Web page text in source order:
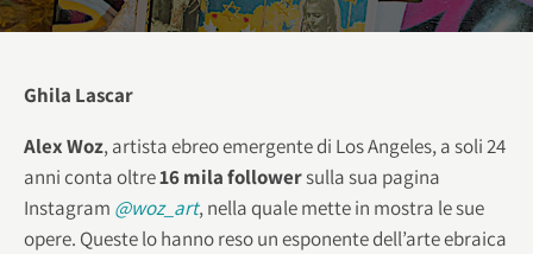
Ghila Lascar
Alex Woz, artista ebreo emergente di Los Angeles, a soli 24
anni conta oltre16 mila followersulla sua pagina
Instagram @woz_art, nella quale mette in mostra le sue
opere. Queste lo hanno reso un esponente dell’arte ebraica